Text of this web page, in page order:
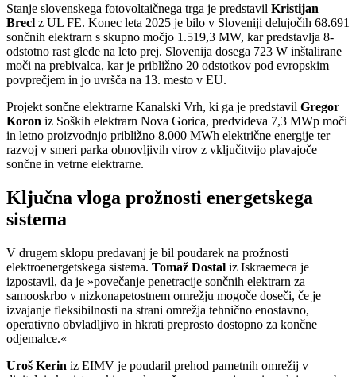
Stanje slovenskega fotovoltaičnega trga je predstavil Kristijan
Brecl z UL FE. Konec leta 2025 je bilo v Sloveniji delujočih 68.691
sončnih elektrarn s skupno močjo 1.519,3 MW, kar predstavlja 8-
odstotno rast glede na leto prej. Slovenija dosega 723 W inštalirane
moči na prebivalca, kar je približno 20 odstotkov pod evropskim
povprečjem in jo uvršča na 13. mesto v EU.
Projekt sončne elektrarne Kanalski Vrh, ki ga je predstavil Gregor
Koron iz Soških elektrarn Nova Gorica, predvideva 7,3 MWp moči
in letno proizvodnjo približno 8.000 MWh električne energije ter
razvoj v smeri parka obnovljivih virov z vključitvijo plavajoče
sončne in vetrne elektrarne.
Ključna vloga prožnosti energetskega
sistema
V drugem sklopu predavanj je bil poudarek na prožnosti
elektroenergetskega sistema. Tomaž Dostal iz Iskraemeca je
izpostavil, da je »povečanje penetracije sončnih elektrarn za
samooskrbo v nizkonapetostnem omrežju mogoče doseči, če je
izvajanje fleksibilnosti na strani omrežja tehnično enostavno,
operativno obvladljivo in hkrati preprosto dostopno za končne
odjemalce.«
Uroš Kerin iz EIMV je poudaril prehod pametnih omrežij v